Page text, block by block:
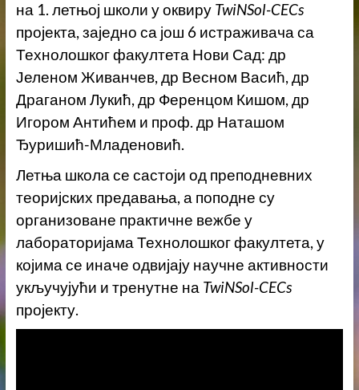
на 1. летњој школи у оквиру TwiNSol-CECs
пројекта, заједно са још 6 истраживача са
Технолошког факултета Нови Сад: др
Јеленом Живанчев, др Весном Васић, др
Драганом Лукић, др Ференцом Кишом, др
Игором Антићем и проф. др Наташом
Ђуришић-Младеновић.
Летња школа се састоји од преподневних
теоријских предавања, а поподне су
организоване практичне вежбе у
лабораторијама Технолошког факултета, у
којима се иначе одвијају научне активности
укључујући и тренутне на TwiNSol-CECs
пројекту.